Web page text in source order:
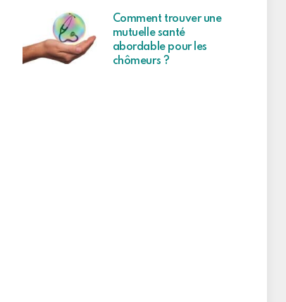
Comment trouver une
mutuelle santé
abordable pour les
chômeurs ?